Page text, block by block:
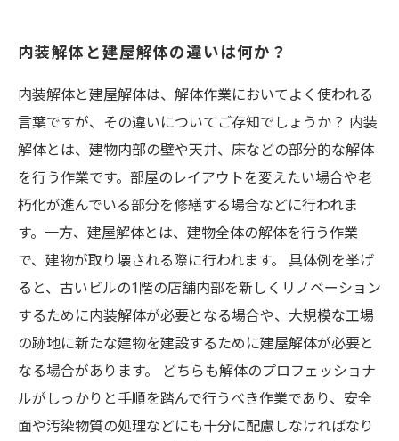
内装解体と建屋解体の違いは何か？
内装解体と建屋解体は、解体作業においてよく使われる
言葉ですが、その違いについてご存知でしょうか？ 内装
解体とは、建物内部の壁や天井、床などの部分的な解体
を行う作業です。部屋のレイアウトを変えたい場合や老
朽化が進んでいる部分を修繕する場合などに行われま
す。一方、建屋解体とは、建物全体の解体を行う作業
で、建物が取り壊される際に行われます。 具体例を挙げ
ると、古いビルの1階の店舗内部を新しくリノベーション
するために内装解体が必要となる場合や、大規模な工場
の跡地に新たな建物を建設するために建屋解体が必要と
なる場合があります。 どちらも解体のプロフェッショナ
ルがしっかりと手順を踏んで行うべき作業であり、安全
面や汚染物質の処理などにも十分に配慮しなければなり